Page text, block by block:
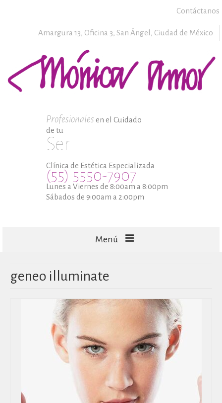
Contáctanos
Amargura 13, Oficina 3, San Ángel, Ciudad de México
Profesionales en el Cuidado
de tu
Ser
Clínica de Estética Especializada
(55) 5550-7907
Lunes a Viernes de 8:00am a 8:00pm
Sábados de 9:00am a 2:00pm
Menú
CAPILARES
geneo illuminate